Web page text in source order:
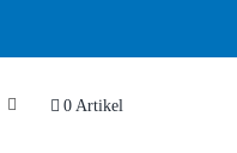
0 Artikel